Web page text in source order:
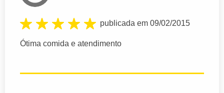
publicada em 09/02/2015
Ótima comida e atendimento